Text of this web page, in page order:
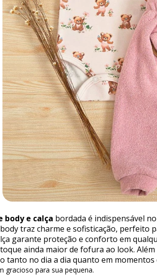
body e calça bordada é indispensável
traz charme e sofisticação, perfeito
garante proteção e conforto em
ainda maior de fofura ao look.
tanto no dia a dia quanto em momentos
gracioso para sua pequena.